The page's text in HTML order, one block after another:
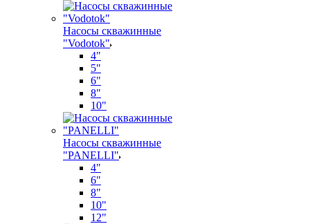
Насосы скважинные
"Vodotok"
4"
5"
6"
8"
10"
Насосы скважинные
"PANELLI"
4"
6"
8"
10"
12"